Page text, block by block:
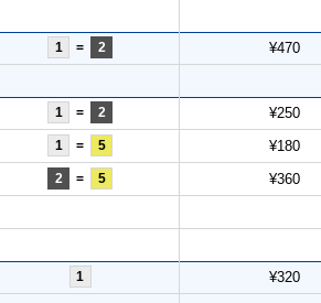
1 = 2 ¥470
1 = 2 ¥250
1 = 5 ¥180
2 = 5 ¥360
1 ¥320